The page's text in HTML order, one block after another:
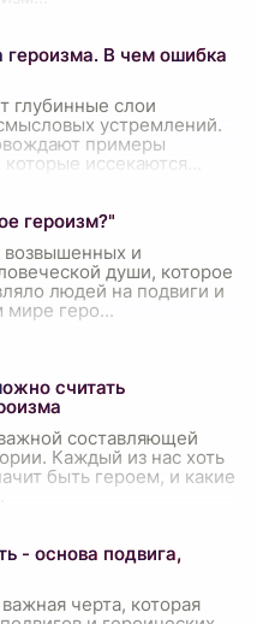
В чем ошибка
глубинные слои
устремлений.
примеры
иссекаются
героизм?"
и
души, которое
людей на подвиги и
мире геро...
считать
составляющей
Каждый из нас хоть
быть героем, и какие
- основа подвига,
черта, которая